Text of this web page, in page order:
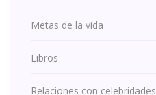
Metas de la vida
Libros
Relaciones con celebridades